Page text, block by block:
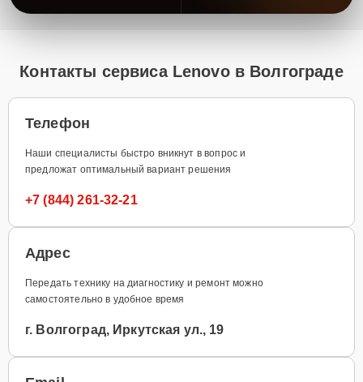
Контакты сервиса Lenovo в Волгограде
Телефон
Наши специалисты быстро вникнут в вопрос и
предложат оптимальный вариант решения
+7 (844) 261-32-21
Адрес
Передать технику на диагностику и ремонт можно
самостоятельно в удобное время
г. Волгоград, Иркутская ул., 19